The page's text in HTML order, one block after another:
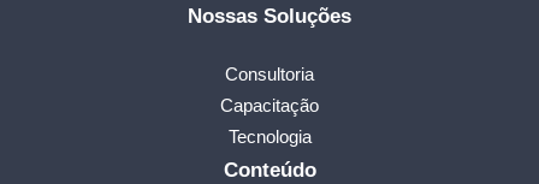
Nossas Soluções
Consultoria
Capacitação
Tecnologia
Conteúdo